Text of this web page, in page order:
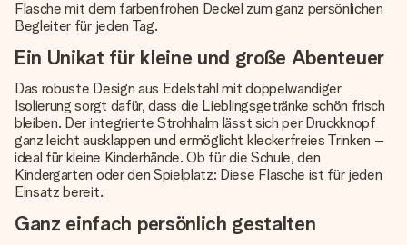
Flasche mit dem farbenfrohen Deckel zum ganz persönlichen
Begleiter für jeden Tag.
Ein Unikat für kleine und große Abenteuer
Das robuste Design aus Edelstahl mit doppelwandiger
Isolierung sorgt dafür, dass die Lieblingsgetränke schön frisch
bleiben. Der integrierte Strohhalm lässt sich per Druckknopf
ganz leicht ausklappen und ermöglicht kleckerfreies Trinken –
ideal für kleine Kinderhände. Ob für die Schule, den
Kindergarten oder den Spielplatz: Diese Flasche ist für jeden
Einsatz bereit.
Ganz einfach persönlich gestalten